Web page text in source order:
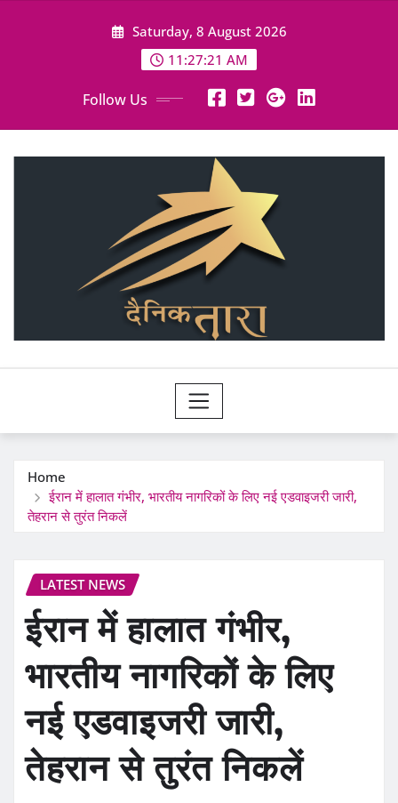
Saturday, 8 August 2026
11:27:23 AM
Follow Us
Home
ईरान में हालात गंभीर, भारतीय नागरिकों के लिए नई एडवाइजरी जारी,
तेहरान से तुरंत निकलें
LATEST NEWS
ईरान में हालात गंभीर,
भारतीय नागरिकों के लिए
नई एडवाइजरी जारी,
तेहरान से तुरंत निकलें